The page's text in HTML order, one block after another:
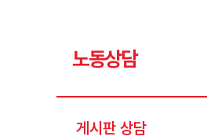
노동상담
게시판 상담
권리찾기수첩 검색
찾아보기
노동조합 가입 안내
Sketchbook5, 스케